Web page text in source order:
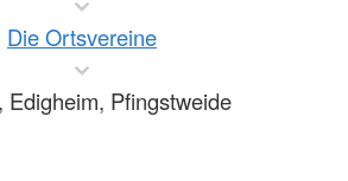
Die Ortsvereine
Edigheim, Pfingstweide